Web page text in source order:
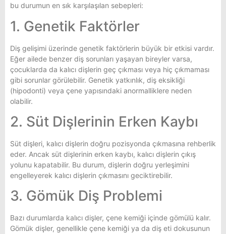
bu durumun en sık karşılaşılan sebepleri:
1. Genetik Faktörler
Diş gelişimi üzerinde genetik faktörlerin büyük bir etkisi vardır.
Eğer ailede benzer diş sorunları yaşayan bireyler varsa,
çocuklarda da kalıcı dişlerin geç çıkması veya hiç çıkmaması
gibi sorunlar görülebilir. Genetik yatkınlık, diş eksikliği
(hipodonti) veya çene yapısındaki anormalliklere neden
olabilir.
2. Süt Dişlerinin Erken Kaybı
Süt dişleri, kalıcı dişlerin doğru pozisyonda çıkmasına rehberlik
eder. Ancak süt dişlerinin erken kaybı, kalıcı dişlerin çıkış
yolunu kapatabilir. Bu durum, dişlerin doğru yerleşimini
engelleyerek kalıcı dişlerin çıkmasını geciktirebilir.
3. Gömük Diş Problemi
Bazı durumlarda kalıcı dişler, çene kemiği içinde gömülü kalır.
Gömük dişler, genellikle çene kemiği ya da diş eti dokusunun